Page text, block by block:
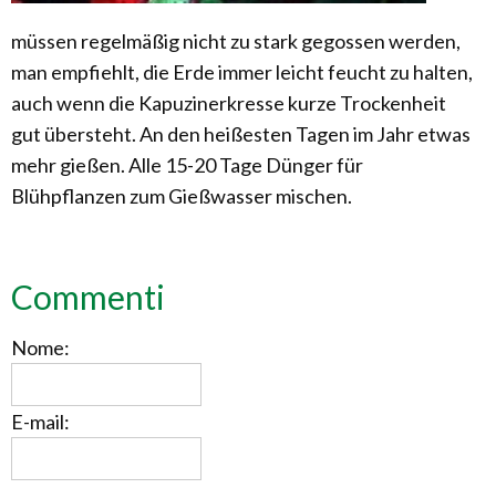
müssen regelmäßig nicht zu stark gegossen werden,
man empfiehlt, die Erde immer leicht feucht zu halten,
auch wenn die Kapuzinerkresse kurze Trockenheit
gut übersteht. An den heißesten Tagen im Jahr etwas
mehr gießen. Alle 15-20 Tage Dünger für
Blühpflanzen zum Gießwasser mischen.
Commenti
Nome:
E-mail: